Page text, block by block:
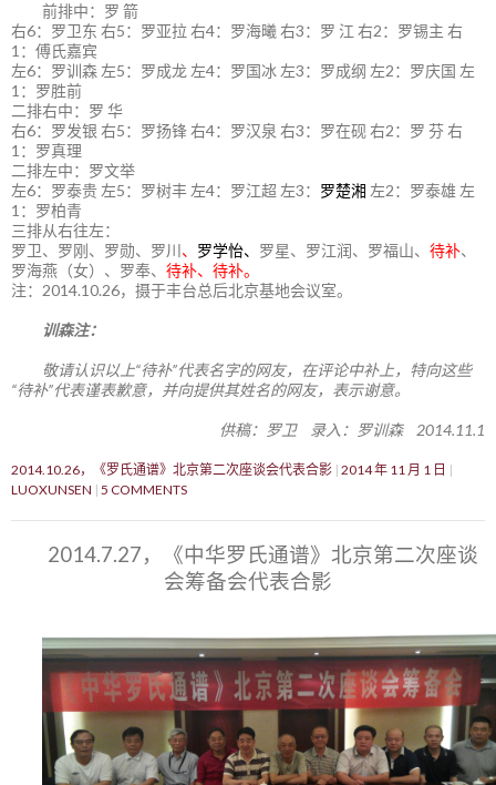
前排中：罗 箭
右6：罗卫东 右5：罗亚拉 右4：罗海曦 右3：罗 江 右2：罗锡主 右
1：傅氏嘉宾
左6：罗训森 左5：罗成龙 左4：罗国冰 左3：罗成纲 左2：罗庆国 左
1：罗胜前
二排右中：罗 华
右6：罗发银 右5：罗扬锋 右4：罗汉泉 右3：罗在砚 右2：罗 芬 右
1：罗真理
二排左中：罗文举
左6：罗泰贵 左5：罗树丰 左4：罗江超 左3： 罗楚湘 左2：罗泰雄 左
1：罗柏青
三排从右往左：
罗卫、罗刚、罗勋、罗川 、 罗学怡、 罗星、罗江润、罗福山、 待补、
罗海燕（女）、罗奉、 待补、待补。
注：2014.10.26，摄于丰台总后北京基地会议室。
训森注：
敬请认识以上“待补”代表名字的网友，在评论中补上，特向这些
“待补”代表谨表歉意，并向提供其姓名的网友，表示谢意。
供稿：罗卫 录入：罗训森 2014.11.1
2014.10.26，《罗氏通谱》北京第二次座谈会代表合影 2014 年 11 月 1 日
LUOXUNSEN 5 COMMENTS
2014.7.27，《中华罗氏通谱》北京第二次座谈
会筹备会代表合影